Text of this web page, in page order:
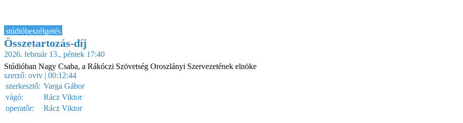
stúdióbeszélgetés
Összetartozás-díj
2026. február 13., péntek 17:40
Stúdióban Nagy Csaba, a Rákóczi Szövetség Oroszlányi Szervezetének elnöke
szerző: ovtv | 00:12:44
szerkesztő: Varga Gábor
vágó:
Rácz Viktor
operatőr:
Rácz Viktor